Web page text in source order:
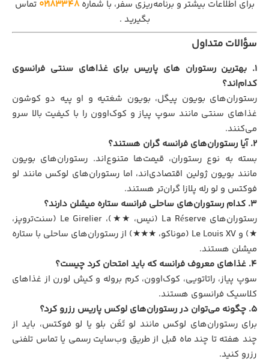
برای اطلاعات بیشتر و برنامه‌ریزی سفر، با شماره۰۲۱۸۳۳۴۸ تماس
بگیرید .
سؤالات متداول
۱. بهترین رستوران‌ های پاریس برای غذاهای سنتی فرانسوی
کدام‌اند؟
رستوران‌های بویون پیگل، بویون شغتیه و او پیه دو کوشون
غذاهای سنتی مانند سوپ پیاز و کوک‌او‌ون را با کیفیت بالا سرو
می‌کنند.
۲. آیا رستوران‌های فرانسه گران هستند؟
بسته به نوع رستوران، قیمت‌ها متنوع‌اند. رستوران‌های بویون
مانند بویون ژولین اقتصادی‌اند، اما رستوران‌های لوکس مانند لو
فوکتس و لو رله پلازا گران‌تر هستند.
۳. کدام رستوران‌های ساحلی فرانسه ستاره میشلن دارند؟
رستوران‌های La Réserve (نیس، ★★)، Le Girelier (سنت‌تروپز،
★) و Le Louis XV (موناکو، ★★★) از رستوران‌های ساحلی با ستاره
میشلن هستند.
۴. غذاهای معروف فرانسه که باید امتحان کرد چیست؟
سوپ پیاز، راتاتویی، کوک‌او‌ون، کرم بروله و کیش لورن از غذاهای
کلاسیک فرانسوی هستند.
۵. چگونه می‌توان در رستوران‌های لوکس پاریس رزرو کرد؟
برای رستوران‌های لوکس مانند لو تَغَن بلو یا لو فوکتس، باید از
چند هفته تا چند ماه قبل از طریق وب‌سایت رسمی یا تماس تلفنی
رزرو کنید.